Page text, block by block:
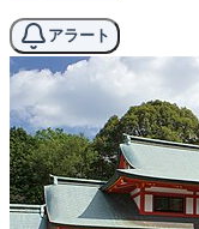
アラート